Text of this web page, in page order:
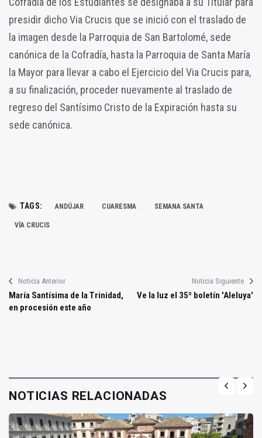
presidir dicho Via Crucis que se inició con el traslado de
la imagen desde la Parroquia de San Bartolomé, sede
canónica de la Cofradía, hasta la Parroquia de Santa María
la Mayor para llevar a cabo el Ejercicio del Via Crucis para,
a su finalización, proceder nuevamente al traslado de
regreso del Santísimo Cristo de la Expiración hasta su
sede canónica.
TAGS: ANDÚJAR CUARESMA SEMANA SANTA
VÍA CRUCIS
Noticia Anterior
María Santísima de la Trinidad,
en procesión este año
Noticia Siguiente
Ve la luz el 35º boletín 'Aleluya'
NOTICIAS RELACIONADAS